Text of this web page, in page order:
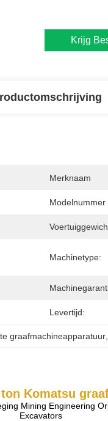
Krijg
Merknaam
Modelnummer
Machinetype:
Levertijd:
graafmachineapparatuur
Komatsu
Mining Engineering
Excavators